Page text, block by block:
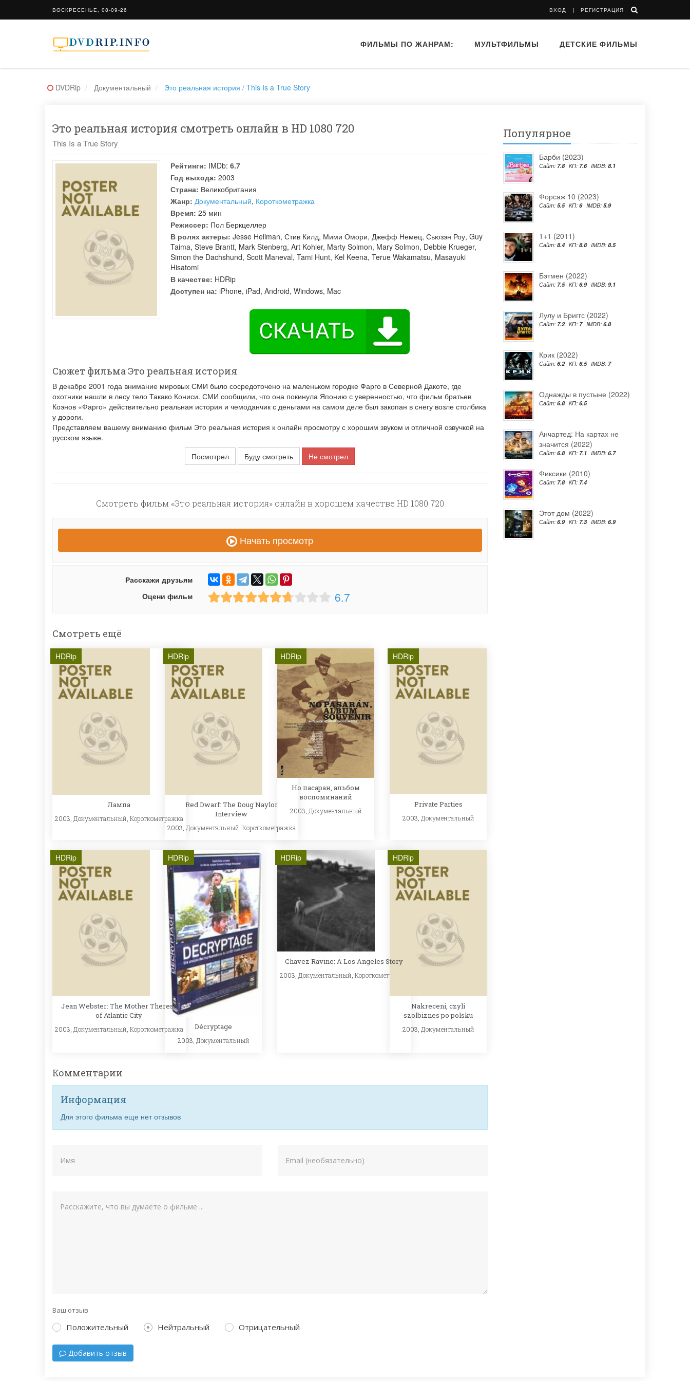
ВОСКРЕСЕНЬЕ, 08-09-26 ВХОД РЕГИСТРАЦИЯ
ФИЛЬМЫ ПО ЖАНРАМ: МУЛЬТФИЛЬМЫ ДЕТСКИЕ ФИЛЬМЫ
DVDRip Документальный Это реальная история / This Is a True Story
Это реальная история смотреть онлайн в HD 1080 720
This Is a True Story
Рейтинги: IMDb: 6.7
Год выхода: 2003
Страна: Великобритания
Жанр: Документальный, Короткометражка
Время: 25 мин
Режиссер: Пол Беркцеллер
В ролях актеры: Jesse Heliman, Стив Килд, Мими Омори, Джефф Немец, Сьюзэн Роу, Guy
Taima, Steve Brantt, Mark Stenberg, Art Kohler, Marty Solmon, Mary Solmon, Debbie Krueger,
Simon the Dachshund, Scott Maneval, Tami Hunt, Kel Keena, Terue Wakamatsu, Masayuki
Hisatomi
В качестве: HDRip
Доступен на: iPhone, iPad, Android, Windows, Mac
Сюжет фильма Это реальная история
В декабре 2001 года внимание мировых СМИ было сосредоточено на маленьком городке Фарго в Северной Дакоте, где
охотники нашли в лесу тело Такако Кониси. СМИ сообщили, что она покинула Японию с уверенностью, что фильм братьев
Коэнов «Фарго» действительно реальная история и чемоданчик с деньгами на самом деле был закопан в снегу возле столбика
у дороги.
Представляем вашему вниманию фильм Это реальная история к онлайн просмотру с хорошим звуком и отличной озвучкой на
русском языке.
Посмотрел
Буду смотреть Не смотрел
Смотреть фильм «Это реальная история» онлайн в хорошем качестве HD 1080 720
Начать просмотр
Расскажи друзьям
Оцени фильм
6.7
Смотреть ещё
HDRip
Лампа
2003, Документальный Короткометражка
HDRip
Red Dwarf: The Doug Naylor
Interview
2003, Документальный Короткометражка
HDRip
Но пасаран, альбом
воспоминаний
2003, Документальный
HDRip
Private Parties
2003, Документальный
HDRip
Jean Webster: The Mother Theresa
of Atlantic City
2003, Документальный, Короткометражка
HDRip
Décryptage
2003, Документальный
HDRip
Chavez Ravine: A Los Angeles Story
2003, Документальный Короткометражка
HDRip
Nakreceni, czyli
szolbiznes po polsku
2003, Документальный
Комментарии
Информация
Для этого фильма еще нет отзывов
Ваш отзыв
Положительный Нейтральный Отрицательный
Добавить отзыв
Популярное
Барби (2023)
Сайт: 7.8 КП: 7.6 IMDB: 8.1
Форсаж 10 (2023)
Сайт: 5.5 КП: 6 IMDB: 5.9
1+1 (2011)
Сайт: 8.4 КП: 8.8 IMDB: 8.5
Бэтмен (2022)
Сайт: 7.5 КП: 6.9 IMDB: 9.1
Лулу и Бриггс (2022)
Сайт: 7.2 КП: 7 IMDB: 6.8
Крик (2022)
Сайт: 6.2 КП: 6.5 IMDB: 7
Однажды в пустыне (2022)
Сайт: 6.8 КП: 6.5
Анчартед: На картах не
значится (2022)
Сайт: 6.8 КП: 7.1 IMDB: 6.7
Фиксики (2010)
Сайт: 7.8 КП: 7.4
Этот дом (2022)
Сайт: 6.9 КП: 7.3 IMDB: 6.9